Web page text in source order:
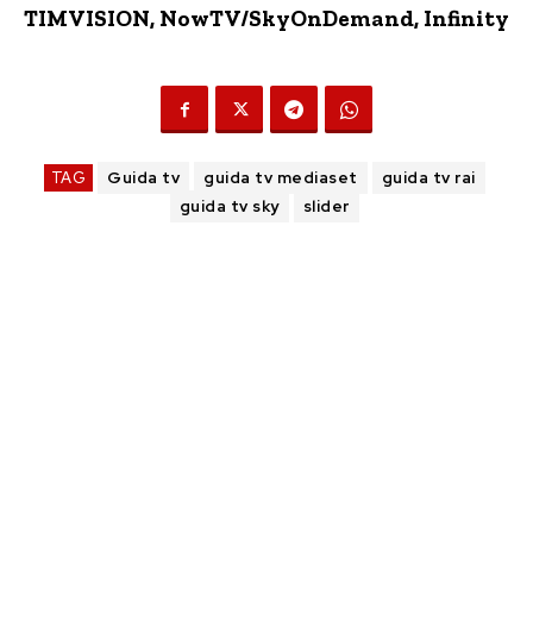
TIMVISION, NowTV/SkyOnDemand, Infinity
TAG Guida tv guida tv mediaset
guida tv rai
guida tv sky
slider